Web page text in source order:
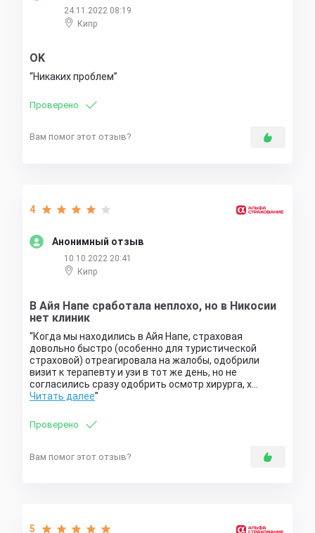
24.11.2022 08:19
Кипр
OK
Никаких проблем
Проверено
Вам помог этот отзыв?
Анонимный отзыв
4
10.10.2022 20:41
Кипр
В Айя Напе сработала неплохо, но в Никосии
нет клиник
Когда мы находились в Айя Напе, страховая
довольно быстро (особенно для туристической
страховой) отреагировала на жалобы, одобрили
визит к терапевту и узи в тот же день, но не
согласились сразу одобрить осмотр хирурга, х…
Читать далее
Проверено
Вам помог этот отзыв?
5